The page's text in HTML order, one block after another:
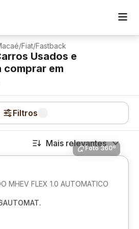
/Fiat/Fastback
Usados e
comprar em
Filtros
Mais relevantes
Foto 360º
MHEV FLEX 1.0 AUTOMATICO
AUTOMAT.